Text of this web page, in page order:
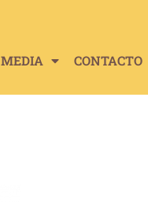
MEDIA CONTACTO